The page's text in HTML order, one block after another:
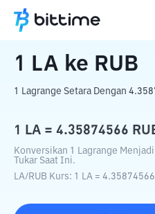
Beranda Konverter Kripto
1 LA ke RUB
1 Lagrange Setara Dengan
1 LA = 4.35874566
Konversikan 1 Lagrange
Tukar Saat Ini.
LA/RUB Kurs: 1 LA = 4.35874566